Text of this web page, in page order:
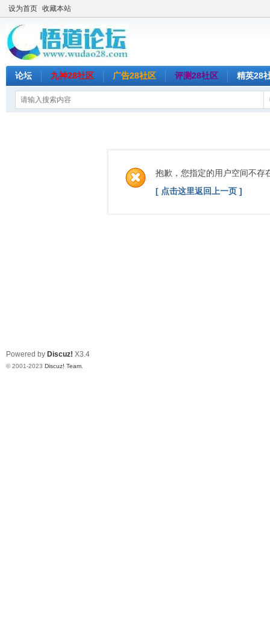
设为首页 收藏本站
论坛 九神28社区 广告28社区 评测28社区 精英28
抱歉，您指定的用户空间不存
[ 点击这里返回上一页 ]
Powered by Discuz! X3.4
© 2001-2023 Discuz! Team